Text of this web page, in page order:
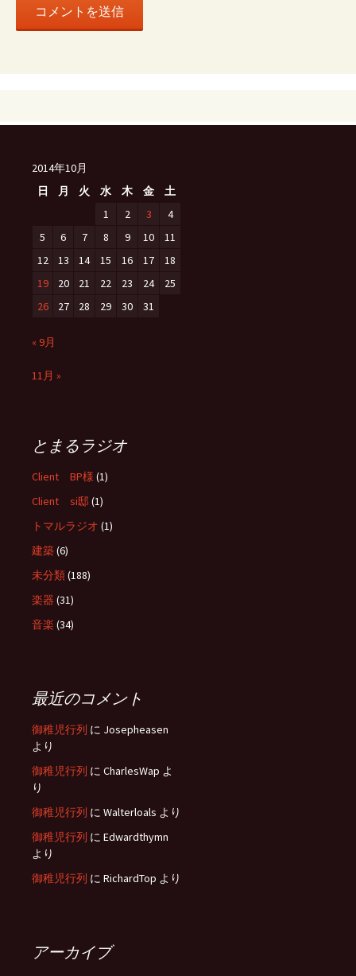
2014年10月
日
月 火 水 木 金
土
1
2 3
4
5
6 7 8 9 10
11
12
13 14 15 16 17
18
19
20 21 22 23 24
25
26
27 28 29 30 31
« 9月
11月 »
とまるラジオ
Client BP様 (1)
Client si邸 (1)
トマルラジオ (1)
建築(6)
未分類(188)
楽器 (31)
音楽 (34)
最近のコメント
御稚児行列 に Josepheasen
より
御稚児行列 に CharlesWap よ
り
御稚児行列 に Walterloals より
御稚児行列 に Edwardthymn
より
御稚児行列 に RichardTop より
アーカイブ